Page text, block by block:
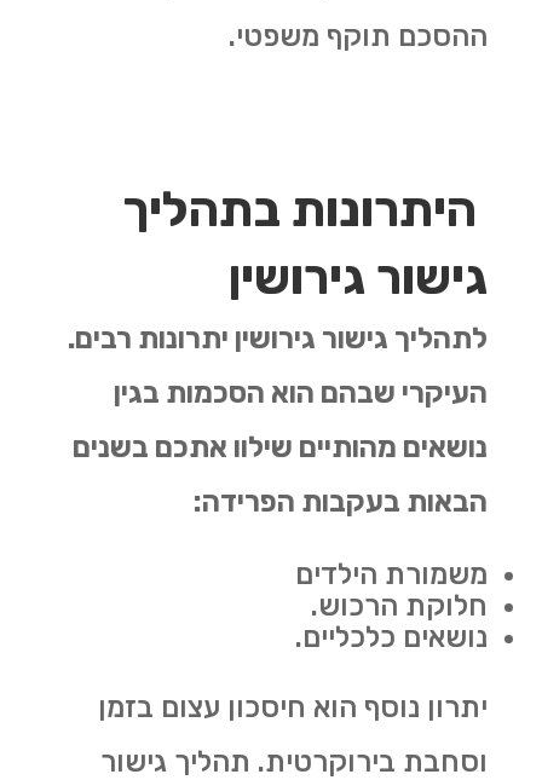
ההסכם תוקף משפטי.
היתרונות בתהליך
גישור גירושין
לתהליך גישור גירושין יתרונות רבים.
העיקרי שבהם הוא הסכמות בגין
נושאים מהותיים שילוו אתכם בשנים
הבאות בעקבות הפרידה:
משמורת הילדים
חלוקת הרכוש.
נושאים כלכליים.
יתרון נוסף הוא חיסכון עצום בזמן
וסחבת בירוקרטית. תהליך גישור